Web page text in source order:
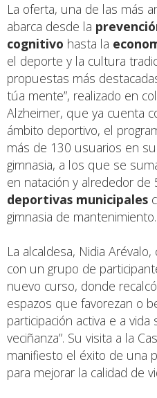
La oferta, una de las más
abarca desde la
cognitivo hasta la
el deporte y la cultura
propuestas más
túa mente”, realizado en
Alzheimer, que ya cuenta
ámbito deportivo, el
más de 130 usuarios en
gimnasia, a los que se
en natación y alrededor de
deportivas municipales
gimnasia de mantenimiento.
La alcaldesa, Nidia
con un grupo de
nuevo curso, donde
espazos que favorezan o
participación activa e a
veciñanza”. Su visita a la
manifiesto el éxito de una
para mejorar la calidad de